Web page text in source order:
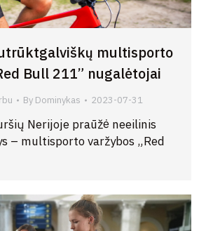
multisporto
Bull 211” nugalėtojai
By Dominykas 2023-07-31
Nerijoje praūžė neeilinis
– multisporto varžybos „Red